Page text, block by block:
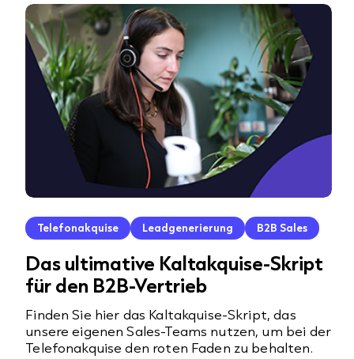
Telefonakquise Leadgenerierung B2B Sales
Das ultimative Kaltakquise-Skript
für den B2B-Vertrieb
Finden Sie hier das Kaltakquise-Skript, das
unsere eigenen Sales-Teams nutzen, um bei der
Telefonakquise den roten Faden zu behalten.